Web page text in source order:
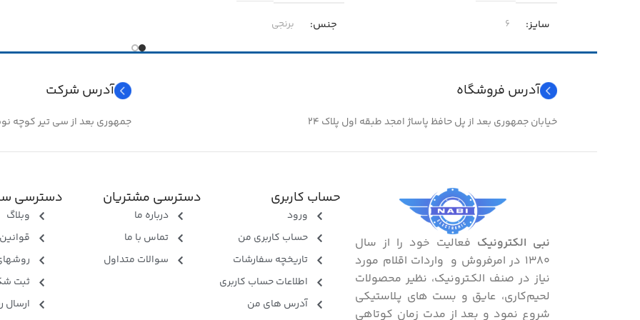
سایز ۶ جنس برنجی
آدرس فروشگاه
خیابان جمهوری بعد از پل حافظ پاساژ امجد طبقه اول پلاک ۲۴
آدرس شرکت
جمهوری بعد از سی تیر کوچه
نبی الکترونیک فعالیت خود را از سال
۱۳۸۰ در امرفروش و واردات اقلام مورد
نیاز در صنف الکـترونیک، نظیر محصولات
لحیم‌کاری، عایق و بست ‌های پـلاستیکی
شروع نمود و بعد از مدت زمان کوتاهی
حساب کاربری
ورود
حساب کاربری من
تاریخچه سفارشات
اطلاعات حساب کاربری
آدرس های من
دسترسی مشتریان
درباره ما
تماس با ما
سوالات متداول
دسترسی
وبلاگ
ثبت
ارسال